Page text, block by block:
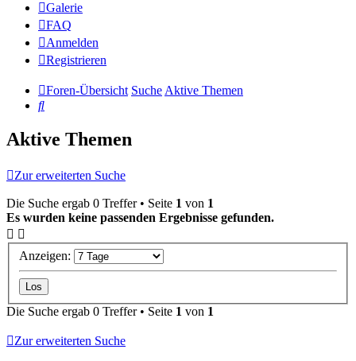
Galerie
FAQ
Anmelden
Registrieren
Foren-Übersicht SucheAktive Themen
Suche
Aktive Themen
Zur erweiterten Suche
Die Suche ergab 0 Treffer • Seite 1 von 1
Es wurden keine passenden Ergebnisse gefunden.
Anzeigen:
Die Suche ergab 0 Treffer • Seite 1 von 1
Zur erweiterten Suche